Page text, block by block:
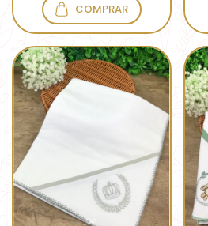
COMPRAR